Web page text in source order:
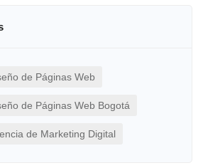
de Páginas Web
de Páginas Web Bogotá
de Marketing Digital